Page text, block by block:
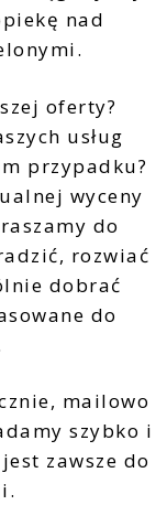
nad
oferty?
usług
przypadku?
wyceny
do
rozwiać
dobrać
do
mailowo
szybko i
zawsze do